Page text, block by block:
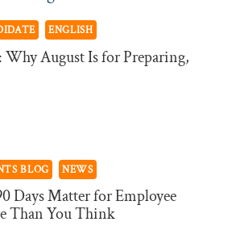
ENGLISH
Why August Is for Preparing,
BLOG NEWS
Days Matter for Employee
Than You Think